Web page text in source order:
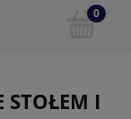
STOŁEM I